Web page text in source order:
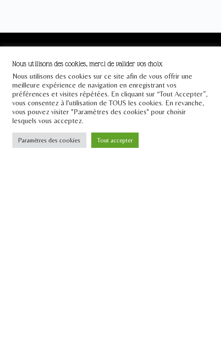
Le Pont
Téléphone : +33 1 43 25 23 57
Email : contact[at]lepontdesidees.fr
SIRET : 903 397 024 00014
Inscrivez-vous à notre
Nous utilisons des cookies, merci de valider vos choix
Nous utilisons des cookies sur ce site afin de vous offrir une
meilleure expérience de navigation en enregistrant vos
préférences et visites répétées. En cliquant sur “Tout Accepter”,
vous consentez à l'utilisation de TOUS les cookies. En revanche,
vous pouvez visiter "Paramètres des cookies" pour choisir
lesquels vous acceptez.
Paramètres des cookies Tout accepter